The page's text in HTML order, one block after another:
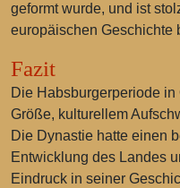
geformt wurde, und ist
europäischen Geschichte
Fazit
Die Habsburgerperiode
Größe, kulturellem
Die Dynastie hatte einen
Entwicklung des Landes
Eindruck in seiner